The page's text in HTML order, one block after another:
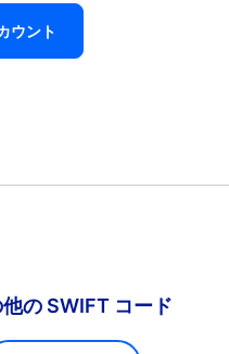
ウント
の SWIFT コード